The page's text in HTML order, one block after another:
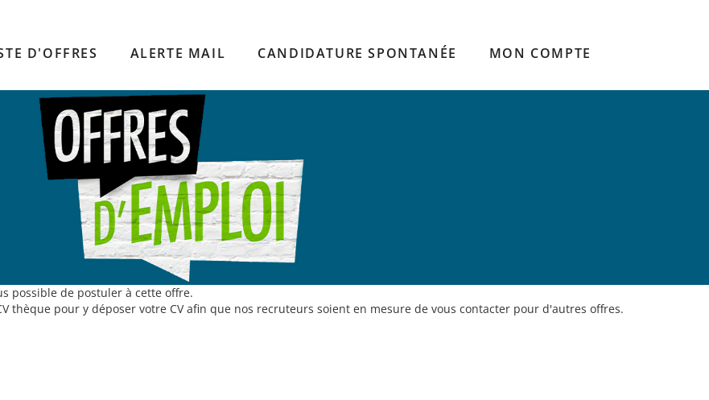
D'OFFRES ALERTE MAIL CANDIDATURE SPONTANÉE MON COMPTE
possible de postuler à cette offre.
thèque pour y déposer votre CV afin que nos recruteurs soient en mesure de vous contacter pour d'autres offres.